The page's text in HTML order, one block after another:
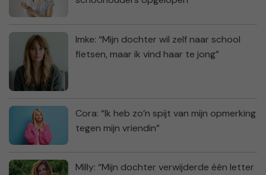
Imke: “Mijn dochter wil zelf naar school
fietsen, maar ik vind haar te jong”
Cora: “Ik heb zo’n spijt van mijn opmerking
tegen mijn vriendin”
Milly: “Mijn dochter verwijderde één letter